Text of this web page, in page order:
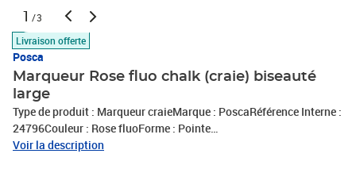
1 /3
Livraison offerte
Posca
Marqueur Rose fluo chalk (craie) biseauté
large
Type de produit : Marqueur craieMarque : PoscaRéférence Interne :
24796Couleur : Rose fluoForme : Pointe
biseautéeCaractéristiques : pour le papier;pour le bois;pour le
Voir la description